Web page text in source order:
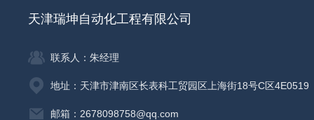
天津瑞坤自动化工程有限公司
联系人：朱经理
地址：天津市津南区长表科工贸园区上海街18号C区4E0519
邮箱：2678098758@qq.com